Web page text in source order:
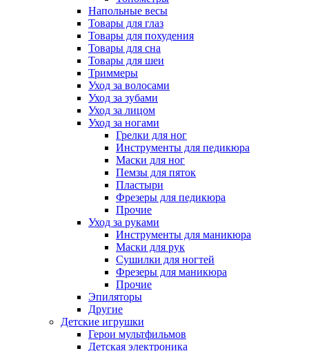
Напольные весы
Товары для глаз
Товары для похудения
Товары для сна
Товары для шеи
Триммеры
Уход за волосами
Уход за зубами
Уход за лицом
Уход за ногами
Грелки для ног
Инструменты для педикюра
Маски для ног
Пемзы для пяток
Пластыри
Фрезеры для педикюра
Прочие
Уход за руками
Инструменты для маникюра
Маски для рук
Сушилки для ногтей
Фрезеры для маникюра
Прочие
Эпиляторы
Другие
Детские игрушки
Герои мультфильмов
Детская электроника